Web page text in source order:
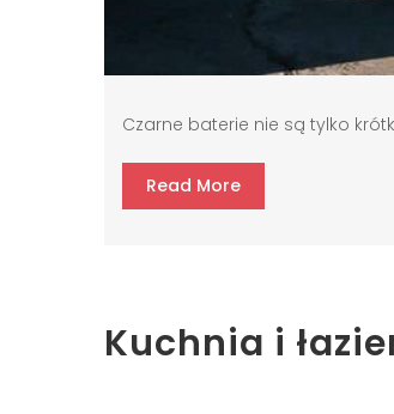
Czarne baterie nie są tylko
Read More
Kuchnia i